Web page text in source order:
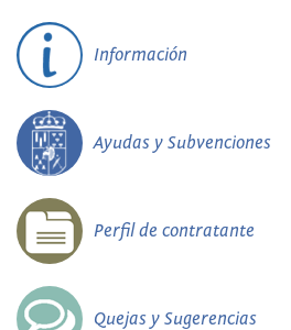
Información
Ayudas y Subvenciones
Perfil de contratante
Quejas y Sugerencias